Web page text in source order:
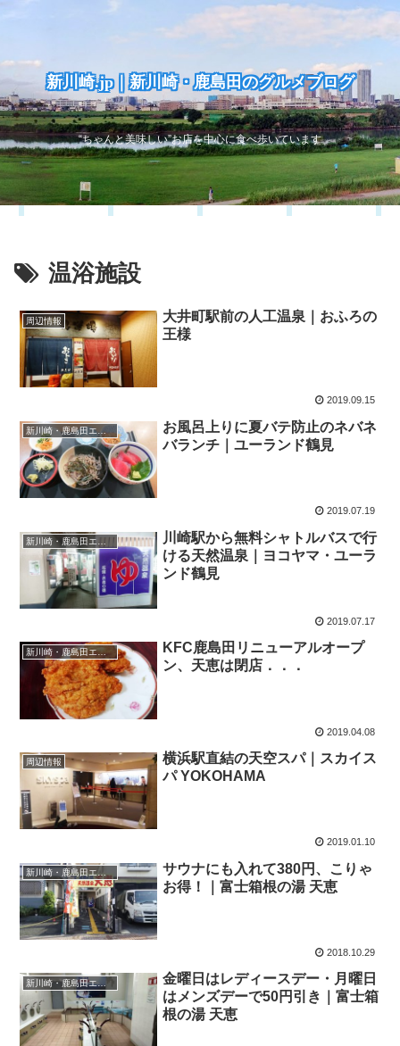
新川崎.jp｜新川崎・鹿島田のグルメブログ
“ちゃんと美味しい”お店を中心に食べ歩いています
温浴施設
周辺情報
大井町駅前の人工温泉｜おふろの
王様
2019.09.15
新川崎・鹿島田エリア
お風呂上りに夏バテ防止のネバネ
バランチ｜ユーランド鶴見
2019.07.19
川崎駅から無料シャトルバスで行
ける天然温泉｜ヨコヤマ・ユーラ
ンド鶴見
2019.07.17
新川崎・鹿島田エリア
KFC鹿島田リニューアルオープ
ン、天恵は閉店．．．
2019.04.08
周辺情報
横浜駅直結の天空スパ｜スカイス
パ YOKOHAMA
2019.01.10
新川崎・鹿島田エリア
サウナにも入れて380円、こりゃ
お得！｜富士箱根の湯 天恵
2018.10.29
新川崎・鹿島田エリア
金曜日はレディースデー・月曜日
はメンズデーで50円引き｜富士箱
根の湯 天恵